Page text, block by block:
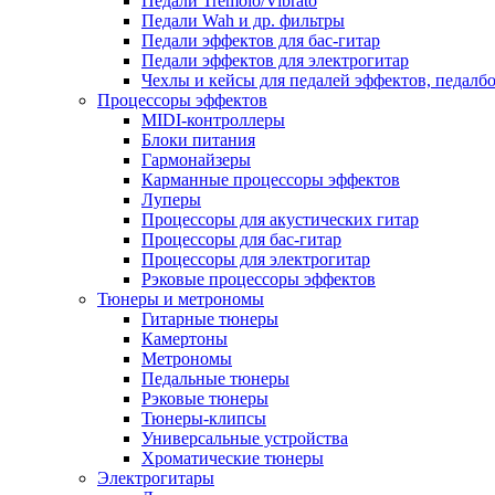
Педали Wah и др. фильтры
Педали эффектов для бас-гитар
Педали эффектов для электрогитар
Чехлы и кейсы для педалей эффектов,
Процессоры эффектов
MIDI-контроллеры
Блоки питания
Гармонайзеры
Карманные процессоры эффектов
Луперы
Процессоры для акустических гитар
Процессоры для бас-гитар
Процессоры для электрогитар
Рэковые процессоры эффектов
Тюнеры и метрономы
Гитарные тюнеры
Камертоны
Метрономы
Педальные тюнеры
Рэковые тюнеры
Тюнеры-клипсы
Универсальные устройства
Хроматические тюнеры
Электрогитары